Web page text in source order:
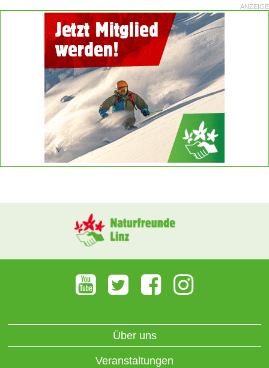
ANZEIGE
Über uns
Veranstaltungen